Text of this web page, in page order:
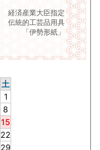
経済産業大臣指定
伝統的工芸品用具
「伊勢形紙」
土
1
8
15
22
29